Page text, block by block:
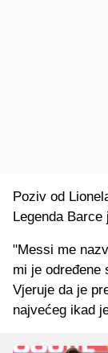
Poziv od
Legenda
"Messi me
mi je određene
Vjeruje da je
najvećeg ikad